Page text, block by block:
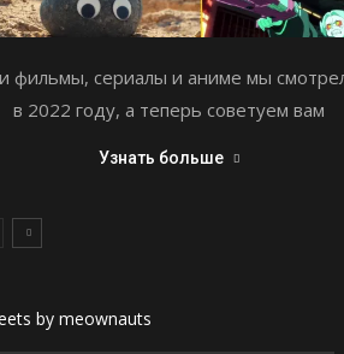
фильмы, сериалы и аниме мы
в 2022 году, а теперь советуем вам
Узнать больше
by meownauts